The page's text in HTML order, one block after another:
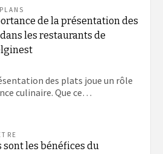
de la présentation des
les restaurants de
des plats joue un rôle
culinaire. Que ce…
sont les bénéfices du